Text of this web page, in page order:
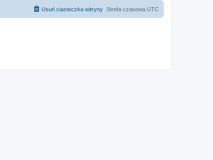
Strefa czasowa UTC
Usuń ciasteczka witryny